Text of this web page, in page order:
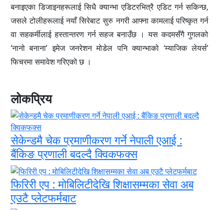
बनाइएका डिजाइनहरूलाई सिधै क्यान्भा एडिटरभित्रै एडिट गर्न सकिन्छ,
जसले टोलीहरूलाई नयाँ सिरेबाट सुरु नगरी आफ्ना कामलाई परिष्कृत गर्न
वा सहकर्मीलाई हस्तान्तरण गर्न सहज बनाउँछ । यस कदमसँगै गुगलको
‘नानो बनाना’ इमेज जनरेशन मोडेल पनि क्यान्भाको ‘म्याजिक लेयर्स’
फिचरमा समावेश गरिएको छ ।
लोकप्रिय
सेकेन्डमै चेक प्रमाणीकरण गर्ने नेपाली एआई :
बैंकिङ प्रणाली बदल्दै क्विकफक्स
फिरिरी एप : मोबिलिटीदेखि शिक्षासम्मका सेवा अब
एउटै प्लेटफर्मबाट